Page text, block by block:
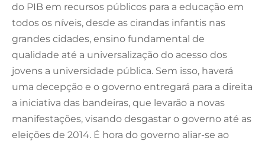
do PIB em recursos públicos para a educação em
todos os níveis, desde as cirandas infantis nas
grandes cidades, ensino fundamental de
qualidade até a universalização do acesso dos
jovens a universidade pública. Sem isso, haverá
uma decepção e o governo entregará para a direita
a iniciativa das bandeiras, que levarão a novas
manifestações, visando desgastar o governo até as
eleições de 2014. É hora do governo aliar-se ao